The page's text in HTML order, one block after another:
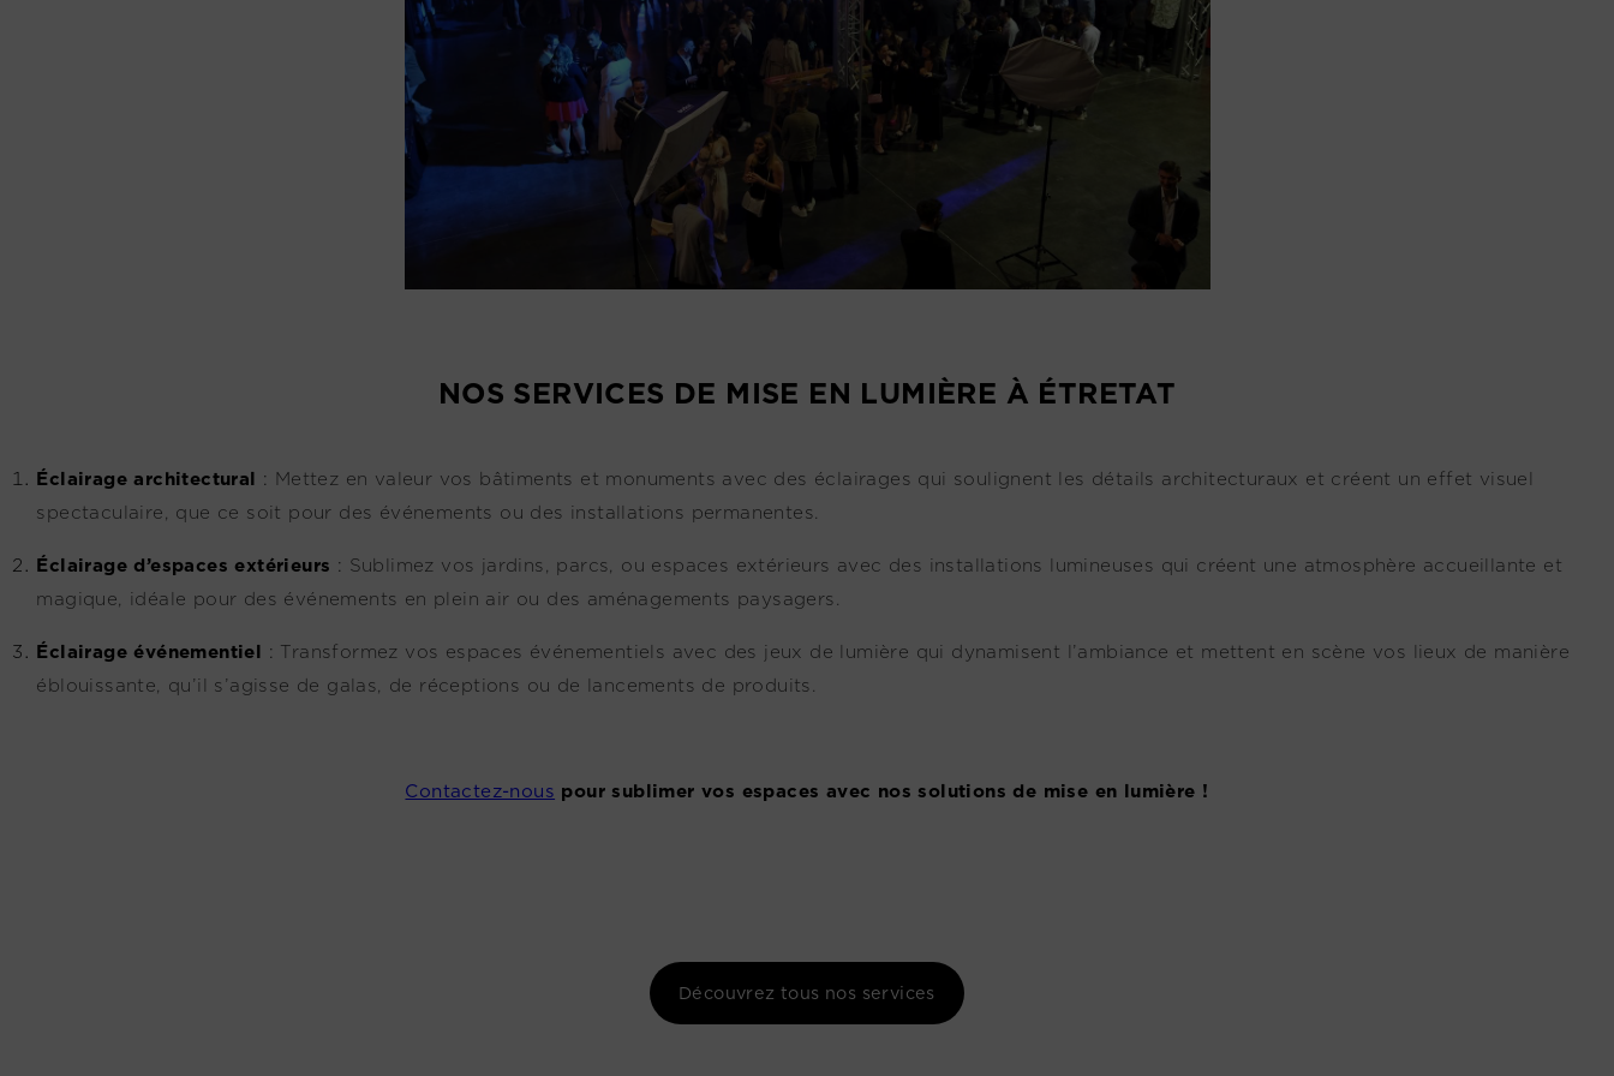
NOS SERVICES DE MISE EN LUMIÈRE À ÉTRETAT
Éclairage architectural : Mettez en valeur vos bâtiments et monuments avec des éclairages qui soulignent les détails architecturaux et créent un effet visuel
spectaculaire, que ce soit pour des événements ou des installations permanentes.
Éclairage d’espaces extérieurs : Sublimez vos jardins, parcs, ou espaces extérieurs avec des installations lumineuses qui créent une atmosphère accueillante et
magique, idéale pour des événements en plein air ou des aménagements paysagers.
Éclairage événementiel : Transformez vos espaces événementiels avec des jeux de lumière qui dynamisent l’ambiance et mettent en scène vos lieux de manière
éblouissante, qu’il s’agisse de galas, de réceptions ou de lancements de produits.
Contactez-nous pour sublimer vos espaces avec nos solutions de mise en lumière !
Découvrez tous nos services